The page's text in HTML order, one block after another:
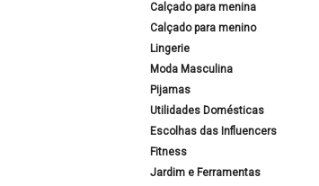
Calçado para menina
Calçado para menino
Lingerie
Moda Masculina
Pijamas
Utilidades Domésticas
Escolhas das Influencers
Fitness
Jardim e Ferramentas